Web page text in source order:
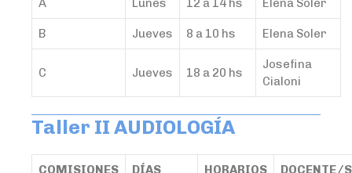
B Jueves 8 a 10 hs Elena Soler
C Jueves 18 a 20 hs
Josefina
Cialoni
Taller II AUDIOLOGÍA
COMISIONES DÍAS HORARIOS DOCENTE/